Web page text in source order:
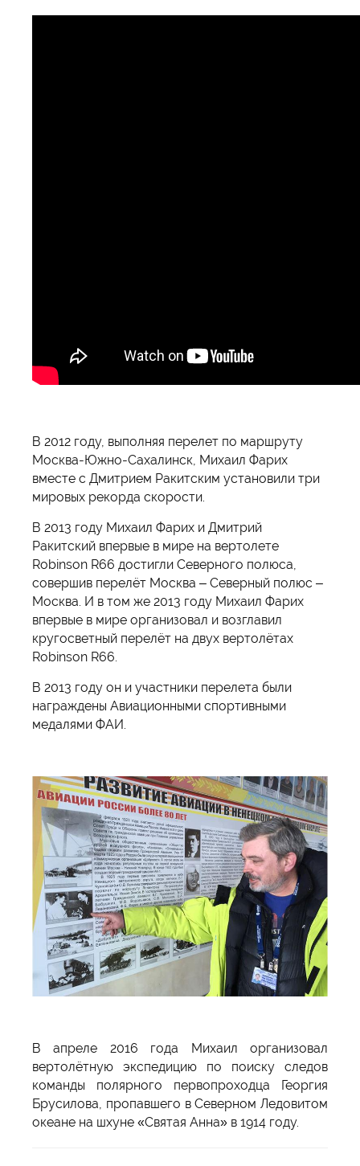
В 2012 году, выполняя перелет по маршруту
Москва-Южно-Сахалинск, Михаил Фарих
вместе с Дмитрием Ракитским установили три
мировых рекорда скорости.
В 2013 году Михаил Фарих и Дмитрий
Ракитский впервые в мире на вертолете
Robinson R66 достигли Северного полюса,
совершив перелёт Москва – Северный полюс –
Москва. И в том же 2013 году Михаил Фарих
впервые в мире организовал и возглавил
кругосветный перелёт на двух вертолётах
Robinson R66.
В 2013 году он и участники перелета были
награждены Авиационными спортивными
медалями ФАИ.
В апреле 2016 года Михаил организовал
вертолётную экспедицию по поиску следов
команды полярного первопроходца Георгия
Брусилова, пропавшего в Северном Ледовитом
океане на шхуне «Святая Анна» в 1914 году.